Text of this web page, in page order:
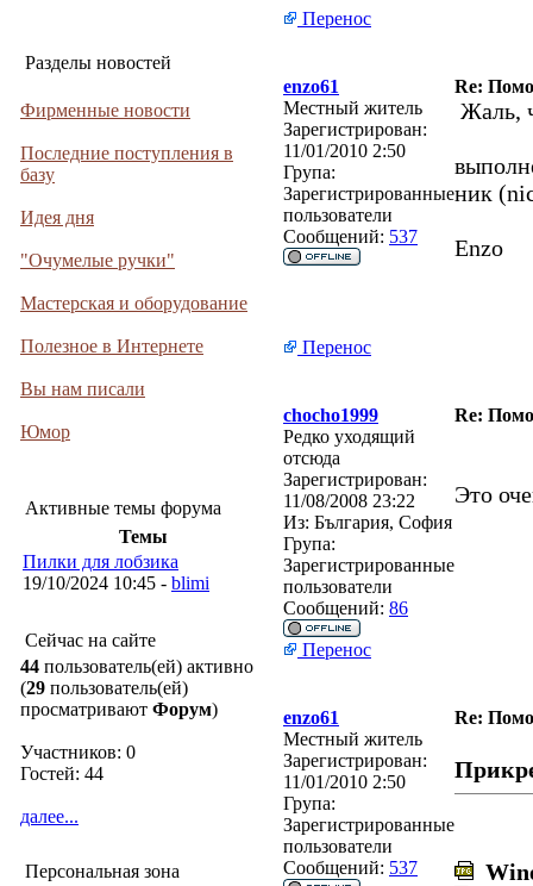
Разделы новостей
Фирменные новости
Последние поступления в
базу
Идея дня
"Очумелые ручки"
Мастерская и оборудование
Полезное в Интернете
Вы нам писали
Юмор
Активные темы форума
Темы
Пилки для лобзика
19/10/2024 10:45 - blimi
Сейчас на сайте
44 пользователь(ей) активно
(29 пользователь(ей)
просматривают Форум)
Участников: 0
Гостей: 44
далее...
Персональная зона
Перенос
enzo61
Re:
Местный житель
Зарегистрирован:
11/01/2010 2:50
Група:
Зарегистрированные
пользователи
Сообщений: 537
Жаль,
ник
Enzo
Перенос
chocho1999
Re:
Редко уходящий
отсюда
Зарегистрирован:
11/08/2008 23:22
Из: България, София
Група:
Зарегистрированные
пользователи
Сообщений: 86
Это
Перенос
enzo61
Re:
Местный житель
Зарегистрирован:
11/01/2010 2:50
Група:
Зарегистрированные
пользователи
Сообщений: 537